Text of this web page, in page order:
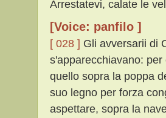
Arrestatevi, calate le
[Voice: panfilo ]
[ 028 ] Gli avversarii di
s'apparecchiavano:
quello sopra la poppa
suo legno per forza
aspettare, sopra la